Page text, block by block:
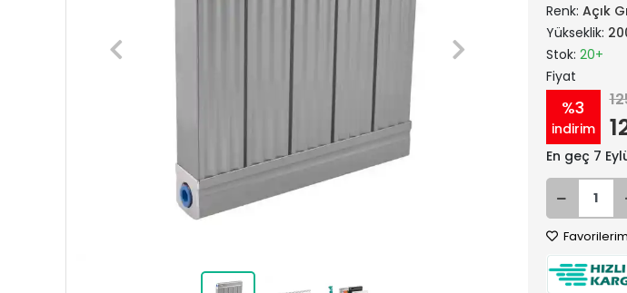
Renk: Açık
Yükseklik:
Stok: 20+
Fiyat
%3
indirim
En geç 7